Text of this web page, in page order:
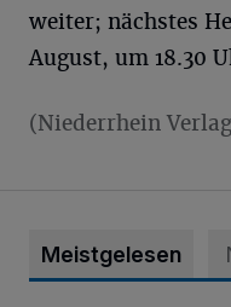
weiter; nächstes
August, um 18.30
(Niederrhein
Meistgelesen